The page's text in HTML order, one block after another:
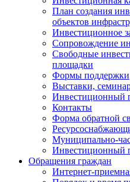
План создания
объектов
Инвестиционное
Сопровождение
Свободные
площадки
Формы поддержки
Выставки,
Инвестиционный
Контакты
Форма обратной
Муниципально-
Инвестиционный
Обращения граждан
Интернет-